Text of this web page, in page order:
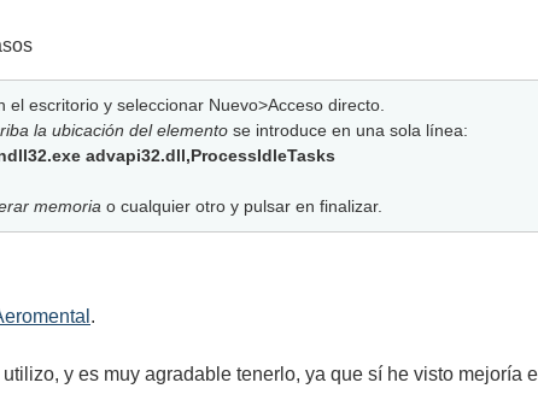
el escritorio y seleccionar Nuevo>Acceso directo.
la ubicación del elemento se introduce en una sola línea:
advapi32.dll,ProcessIdleTasks
memoria o cualquier otro y pulsar en finalizar.
.
y es muy agradable tenerlo, ya que sí he visto mejoría